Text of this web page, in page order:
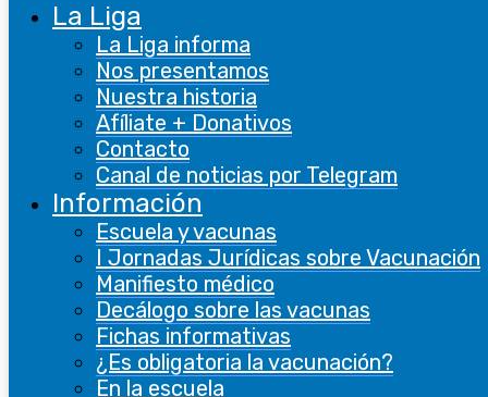
La Liga
La Liga informa
Nos presentamos
Nuestra historia
Afíliate + Donativos
Contacto
Canal de noticias por Telegram
Información
Escuela y vacunas
I Jornadas Jurídicas sobre Vacunación
Manifiesto médico
Decálogo sobre las vacunas
Fichas informativas
¿Es obligatoria la vacunación?
En la escuela